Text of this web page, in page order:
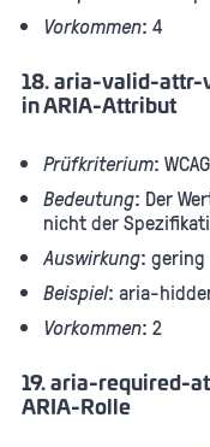
Vorkommen: 4
18. aria-valid-attr-
in ARIA-Attribut
Prüfkriterium:
Bedeutung: Der
nicht der
Auswirkung: gering
Beispiel: aria-
Vorkommen: 2
19. aria-required-
ARIA-Rolle